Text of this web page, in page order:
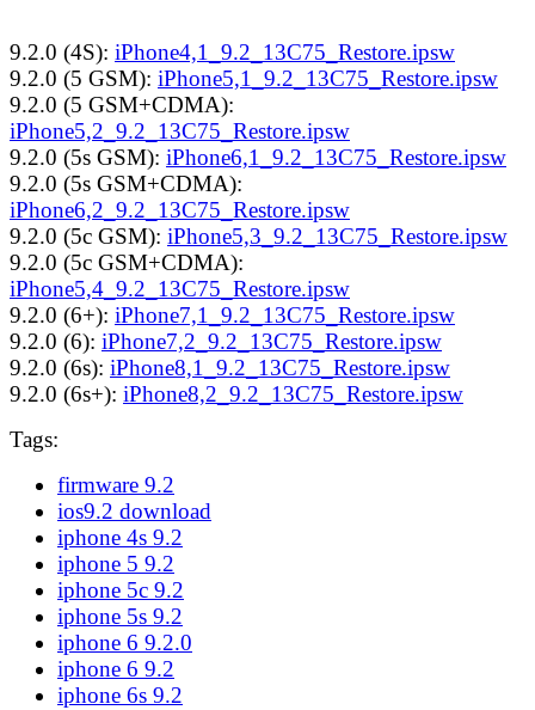
9.2.0 (4S): iPhone4,1_9.2_13C75_Restore.ipsw
9.2.0 (5 GSM): iPhone5,1_9.2_13C75_Restore.ipsw
9.2.0 (5 GSM+CDMA):
iPhone5,2_9.2_13C75_Restore.ipsw
9.2.0 (5s GSM): iPhone6,1_9.2_13C75_Restore.ipsw
9.2.0 (5s GSM+CDMA):
iPhone6,2_9.2_13C75_Restore.ipsw
9.2.0 (5c GSM): iPhone5,3_9.2_13C75_Restore.ipsw
9.2.0 (5c GSM+CDMA):
iPhone5,4_9.2_13C75_Restore.ipsw
9.2.0 (6+): iPhone7,1_9.2_13C75_Restore.ipsw
9.2.0 (6): iPhone7,2_9.2_13C75_Restore.ipsw
9.2.0 (6s): iPhone8,1_9.2_13C75_Restore.ipsw
9.2.0 (6s+): iPhone8,2_9.2_13C75_Restore.ipsw
Tags:
firmware 9.2
ios9.2 download
iphone 4s 9.2
iphone 5 9.2
iphone 5c 9.2
iphone 5s 9.2
iphone 6 9.2.0
iphone 6 9.2
iphone 6s 9.2